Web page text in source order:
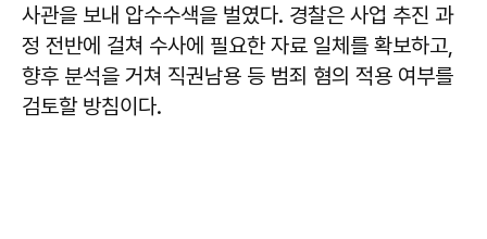
사관을 보내 압수수색을 벌였다. 경찰은 사업 추진 과
정 전반에 걸쳐 수사에 필요한 자료 일체를 확보하고,
향후 분석을 거쳐 직권남용 등 범죄 혐의 적용 여부를
검토할 방침이다.